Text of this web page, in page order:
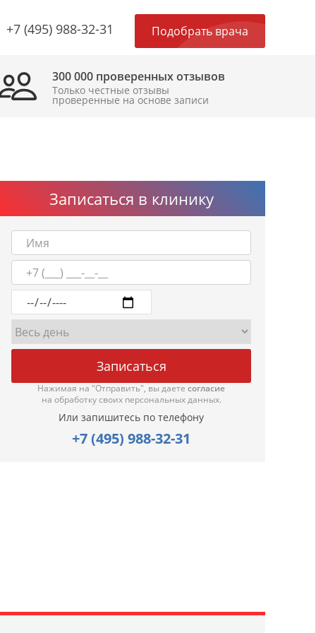
+7 (495) 988-32-31 Подобрать врача
300 000 проверенных отзывов
Только честные отзывы
проверенные на основе записи
Записаться в клинику
Нажимая на "Отправить", вы даете согласие
на обработку своих персональных данных.
Или запишитесь по телефону
+7 (495) 988-32-31